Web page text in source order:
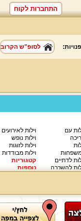
התחברות לקוח
לסופ"ש הקרוב
עם
לדתיים
להשכרה
וילות לאירועים
וילות נופש
וילות לזוגות
וילות מבודדות
קטגוריות
נוספות